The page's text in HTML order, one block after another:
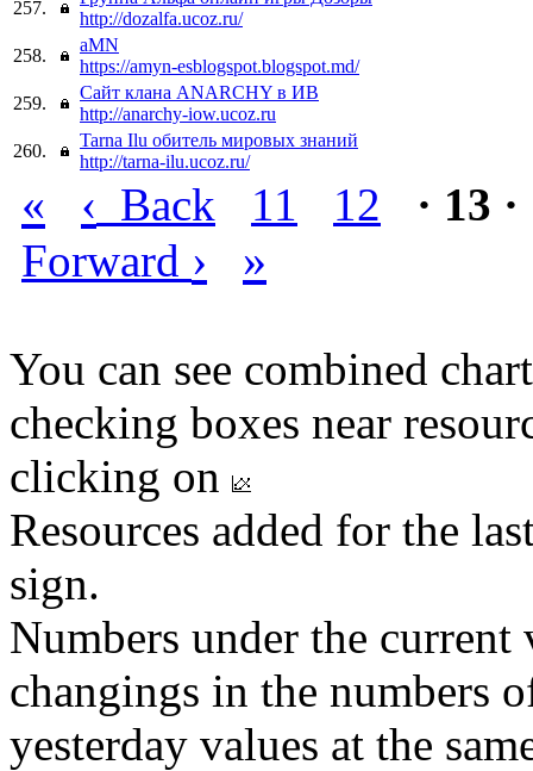
257.
http://dozalfa.ucoz.ru/
258.
aMN
https://amyn-esblogspot.blogspot.md/
259.
Сайт клана ANARCHY в ИВ
http://anarchy-iow.ucoz.ru
260.
Tarna Ilu обитель мировых знаний
http://tarna-ilu.ucoz.ru/
« ‹ Back 11 12
· 13 ·
Forward › »
You can see combined
checking boxes near
clicking on
Resources added for the
sign.
Numbers under the
changings in the numbers
yesterday values at the